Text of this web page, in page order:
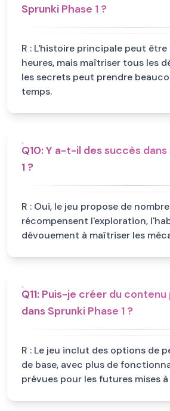
Sprunki Phase 1 ?
R : L'histoire principale peut
heures, mais maîtriser tous les
les secrets peut prendre
temps.
Q10:Y a-t-il des succès dans
1 ?
R : Oui, le jeu propose de
récompensent l'exploration,
dévouement à maîtriser les
Q11: Puis-je créer du contenu
dans Sprunki Phase 1 ?
R : Le jeu inclut des options de
de base, avec plus de
prévues pour les futures mises à